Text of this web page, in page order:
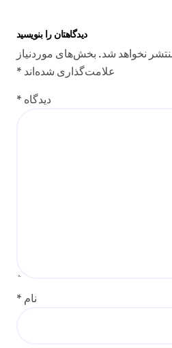
دیدگاهتان را بنویسید
نخواهد شد. بخش‌های موردنیاز
علامت‌گذاری شده‌اند *
دیدگاه *
نام *